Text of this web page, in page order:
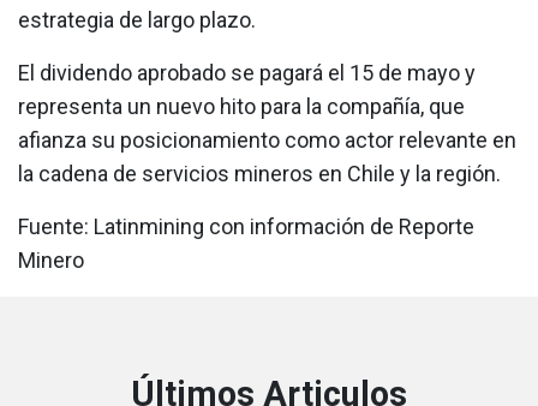
estrategia de largo plazo.
El dividendo aprobado se pagará el 15 de mayo y
representa un nuevo hito para la compañía, que
afianza su posicionamiento como actor relevante en
la cadena de servicios mineros en Chile y la región.
Fuente: Latinmining con información de Reporte
Minero
Últimos Articulos